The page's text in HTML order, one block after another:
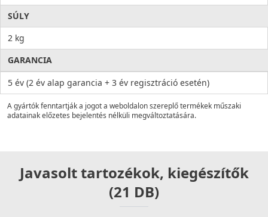
SÚLY
2 kg
GARANCIA
5 év (2 év alap garancia + 3 év regisztráció esetén)
A gyártók fenntartják a jogot a weboldalon szereplő termékek műszaki
adatainak előzetes bejelentés nélküli megváltoztatására.
Javasolt tartozékok, kiegészítők
(21 DB)